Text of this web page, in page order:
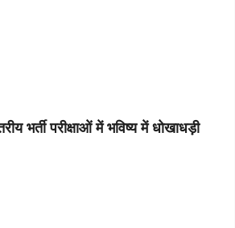
भर्ती परीक्षाओं में भविष्य में धोखाधड़ी